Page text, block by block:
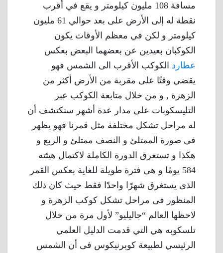
مسافة 108 مليون كيلومتر و يقع في أقرب
نقطة له إلى الأرض على بعد حوالي 61 مليون
كيلومتر و لكن في معظم الأوقات يكون
الكوكبان بعيدين عن بعضهما البعض بعكس
عطارد الكوكب الأقرب الى الشمس فهو
يقضي وقتًا على مقربة من الأرض أكثر من
الزهرة , و من خلال متابعة الكوكب عبر
التليسكوبات على مدار عدة أشهر سنكتشف أن
له مراحل تشكل مختلفة مثل قمرنا فهو يظهر
فى صورة الممتلئ و النصف ممتلئ و الربع و
هكذا و تستغرق الدورة الكاملة لاكتمال هيئته
584 يومًا و هى فترة طويلة للغاية بعكس القمر
الذى يستغرق شهرًا واحدًا فقط حيث كان ذلك
المنظور فى مراحل تشكل كوكب الزهرة و
لاحظها العالم “جاليليو” لأول مرة من خلال
تلسكوبه هي التي قدمت الدليل العلمي
الرئيسي لطبيعة كوبرنيكوس فى أن الشمس